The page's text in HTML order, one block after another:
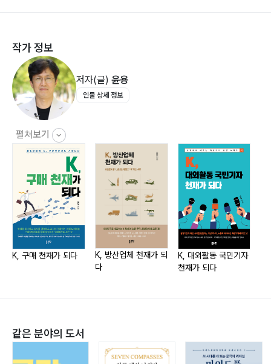
| 구매는 데스크(Desk), 자재는 필드(Field)12402 | 자재
입고, 첫 단추를 잘 끼워야13103 | 실물 흐름의 파수꾼,
자재담당자13804 | 밖으로 나가는 자재, 이유도 여러 가
지1454장 구매지원15301 | 못 쓰는 불용자재, 버릴 때
도 절차가 있다15402 | 재고조사, 회사 구석구석을 뒤져
라16103 | 협력업체도 등급이 있다16904 | 담당자가 협
력사를 방문하는 진짜 이유는17705 | 외자담당자는 글로
벌 소싱 전문가1843부 구매고객1장 내부고객19501 | 개
발자가 퇴사했다, 사유는 구매가 너무 힘들어19602 | 품
질부서가 OK해야 자재를 사용할 수 있다20403 | 구매조
직은 원래 생산부서에서 분화되었다21204 | 현장은 기존
거래업체를 선호한다22105 | 안전부서 구매요청은 항상
긴급하다2292장 외부고객23701 | 전관예우, 협력사에
도 있다23802 | 이런 협력사, 담당자는 피하고 싶다
질로 전락하는 법27202 | 사규도 모르는 구매담당자, 말
발이 안 먹힌다28103 | 구매팀이 협력사를 대하는 세 가
작가 정보
저자(글) 윤용
인물 상세 정보
펼쳐보기
K, 구매 천재가 되다
K, 방산업체 천재가 되
다
K, 대외활동 국민기자
천재가 되다
같은 분야의 도서